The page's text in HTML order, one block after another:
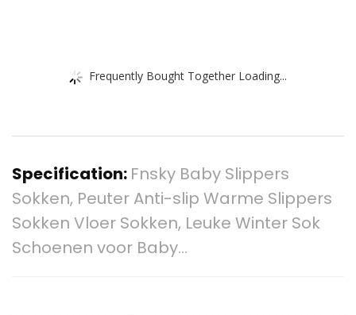
Frequently Bought Together Loading...
Specification: Fnsky Baby Slippers
Sokken, Peuter Anti-slip Warme Slippers
Sokken Vloer Sokken, Leuke Winter Sok
Schoenen voor Baby…